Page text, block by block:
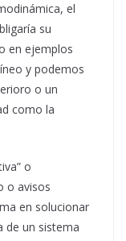
el
su
en ejemplos
y podemos
o un
como la
o
o avisos
en solucionar
de un sistema